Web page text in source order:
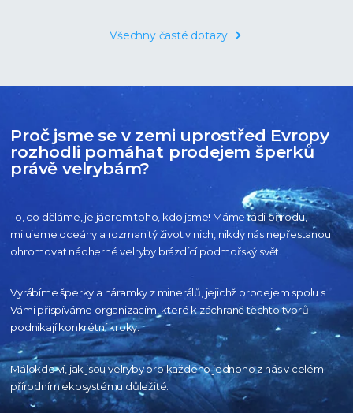
Všechny časté dotazy
Proč jsme se v zemi uprostřed Evropy
rozhodli pomáhat prodejem šperků
právě velrybám?
To, co děláme, je jádrem toho, kdo jsme! Máme rádi přírodu,
milujeme oceány a rozmanitý život v nich, nikdy nás nepřestanou
ohromovat nádherné velryby brázdící podmořský svět.
Vyrábíme šperky a náramky z minerálů, jejichž prodejem spolu s
Vámi přispíváme organizacím,které k záchraně těchto tvorů
podnikají konkrétní kroky.
Málokdo ví, jak jsou velryby pro každéhojednoho z nás v celém
přírodnímekosystému důležité.